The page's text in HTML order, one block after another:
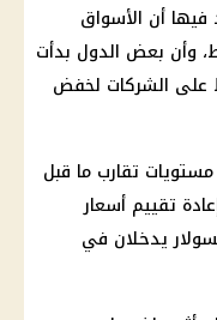
فيها أن الأسواق
وأن بعض الدول بدأت
على الشركات لخفض
تقارب ما قبل
تقييم أسعار
يدخلان في